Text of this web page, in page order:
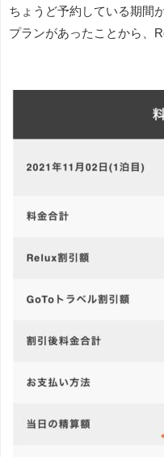
ちょうど予約している期間
プランがあったことから、